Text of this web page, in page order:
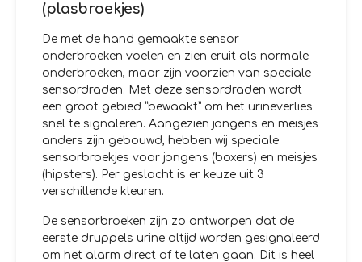
(plasbroekjes)
De met de hand gemaakte sensor
onderbroeken voelen en zien eruit als normale
onderbroeken, maar zijn voorzien van speciale
sensordraden. Met deze sensordraden wordt
een groot gebied “bewaakt” om het urineverlies
snel te signaleren. Aangezien jongens en meisjes
anders zijn gebouwd, hebben wij speciale
sensorbroekjes voor jongens (boxers) en meisjes
(hipsters). Per geslacht is er keuze uit 3
verschillende kleuren.
De sensorbroeken zijn zo ontworpen dat de
eerste druppels urine altijd worden gesignaleerd
om het alarm direct af te laten gaan. Dit is heel